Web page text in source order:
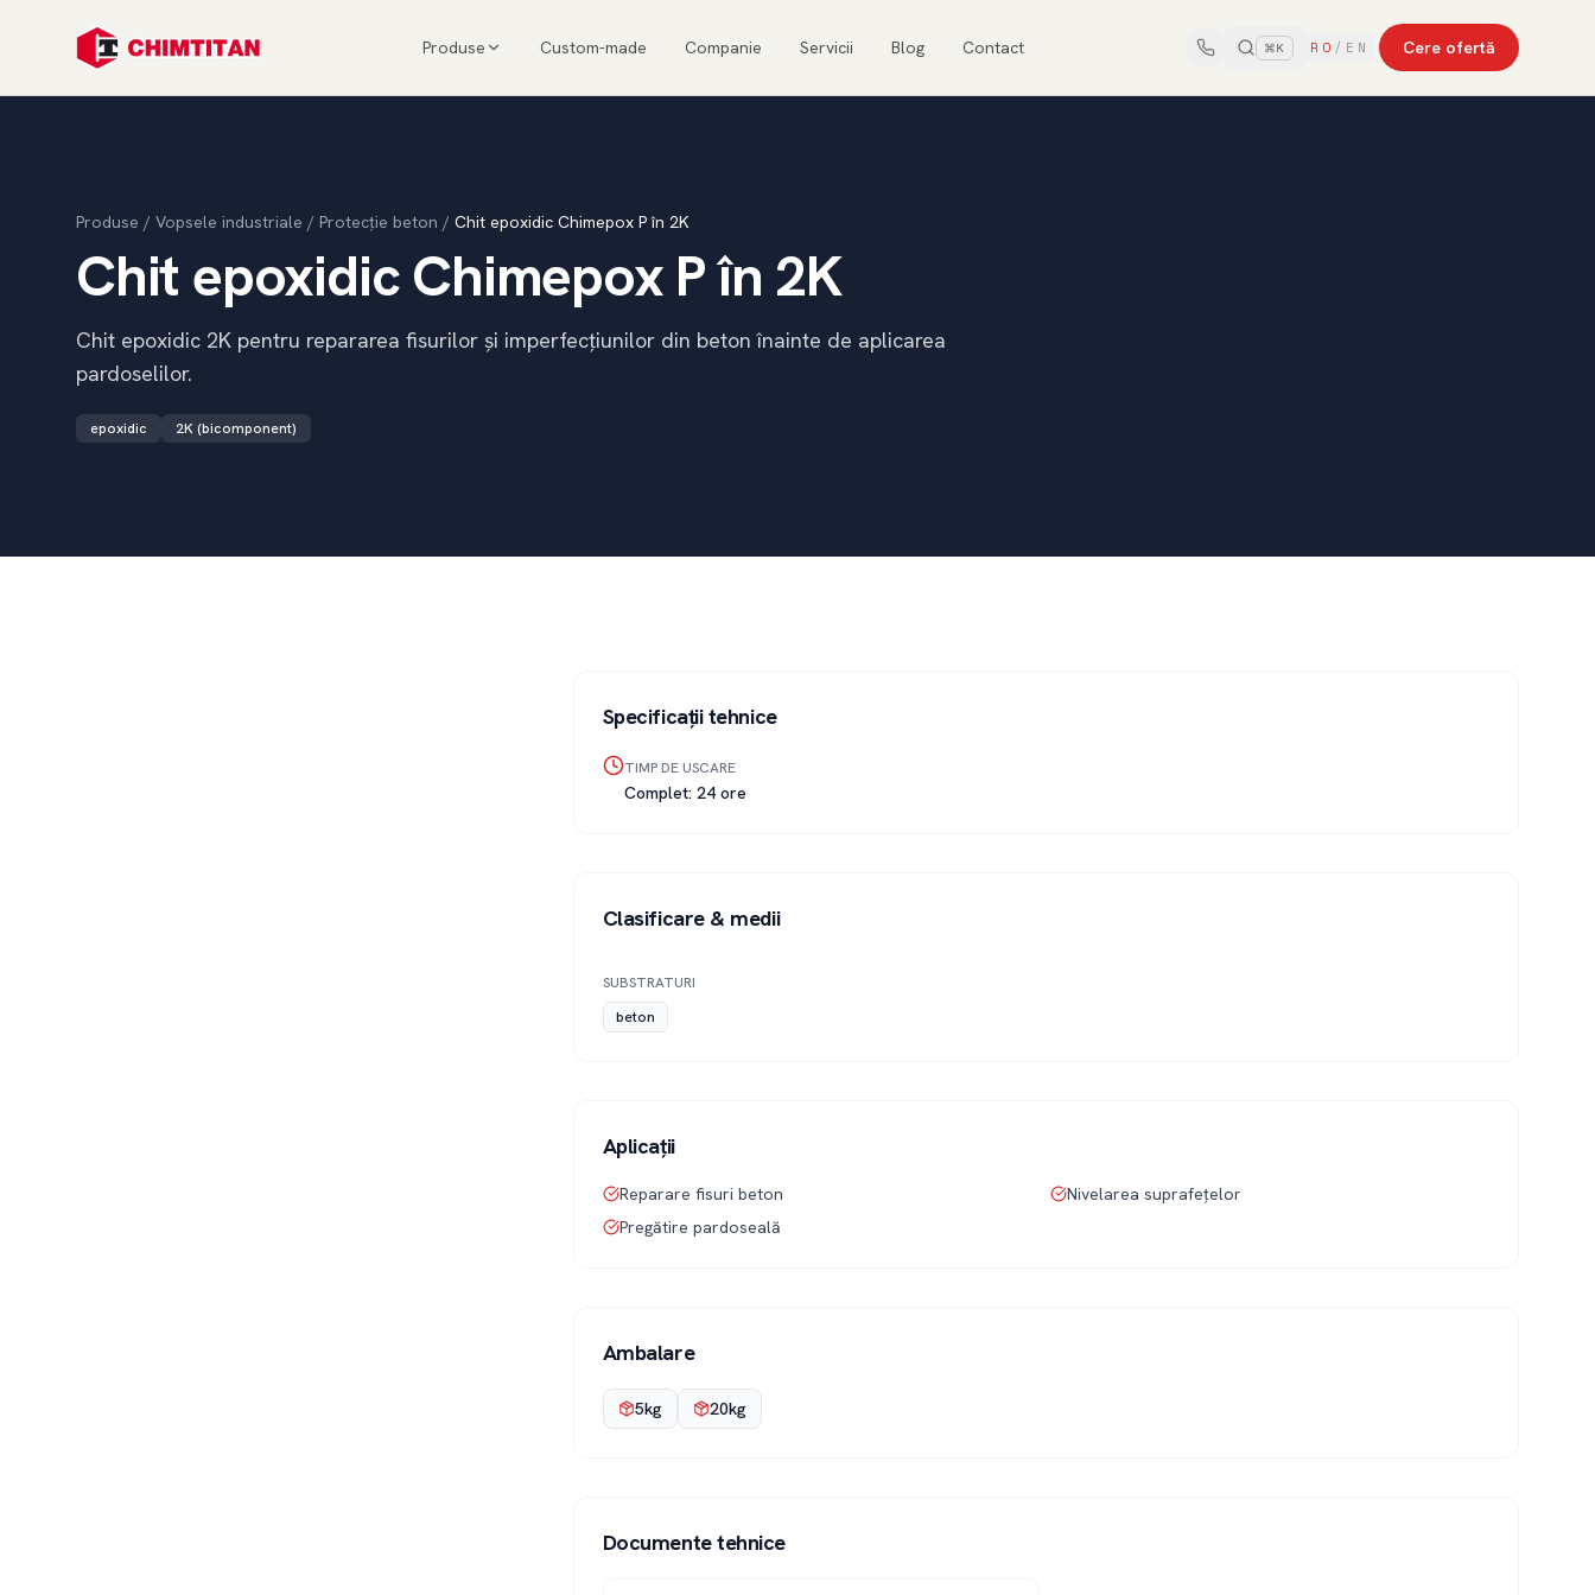
Produse Custom-made Companie Servicii Blog Contact ⌘K RO / EN Cere ofertă
Produse / Vopsele industriale / Protecție beton / Chit epoxidic Chimepox P în 2K
Chit epoxidic Chimepox P în 2K
Chit epoxidic 2K pentru repararea fisurilor și imperfecțiunilor din beton înainte de aplicarea
pardoselilor.
epoxidic 2K (bicomponent)
Specificații tehnice
TIMP DE USCARE
Complet: 24 ore
Clasificare & medii
SUBSTRATURI
beton
Aplicații
Reparare fisuri beton
Nivelarea suprafețelor
Pregătire pardoseală
Ambalare
5kg 20kg
Documente tehnice